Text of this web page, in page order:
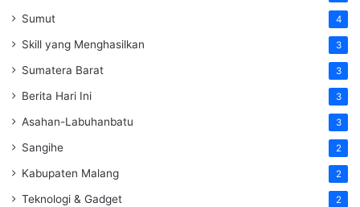
Sumut 4
Skill yang Menghasilkan 3
Sumatera Barat 3
Berita Hari Ini 3
Asahan-Labuhanbatu 3
Sangihe 2
Kabupaten Malang 2
Teknologi & Gadget 2